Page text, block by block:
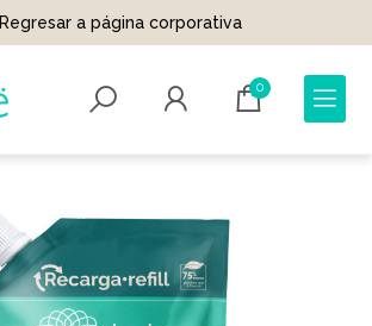
Regresar a página corporativa
0